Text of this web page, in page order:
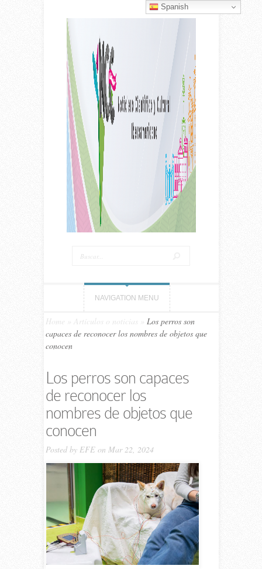
NAVIGATION MENU
Home Artículos o noticias
Los perros son
capaces de reconocer los nombres de objetos que
conocen
Los perros son capaces
de reconocer los
nombres de objetos que
conocen
Posted by EFEon Mar 22, 2024
Spanish